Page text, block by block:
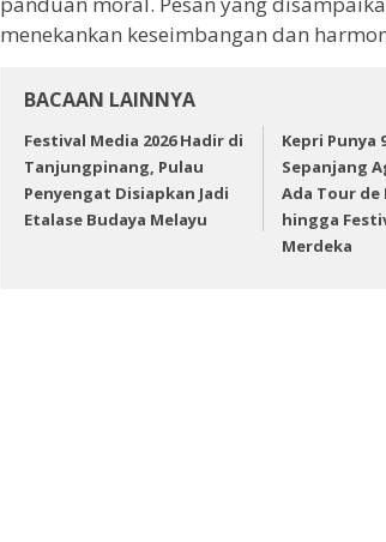
menekankan keseimbangan dan
BACAAN LAINNYA
Festival Media 2026 Hadir di
Tanjungpinang, Pulau
Penyengat Disiapkan Jadi
Etalase Budaya Melayu
Kepri Punya
Sepanjang
Ada Tour de
hingga
Merdeka